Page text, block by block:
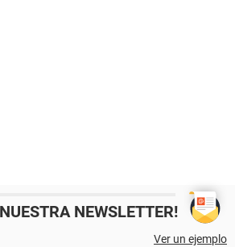
NEWSLETTER!
Ver un ejemplo